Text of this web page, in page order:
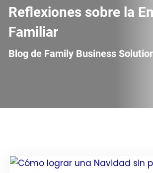
Reflexiones sobre la
Familiar
Blog de Family Business